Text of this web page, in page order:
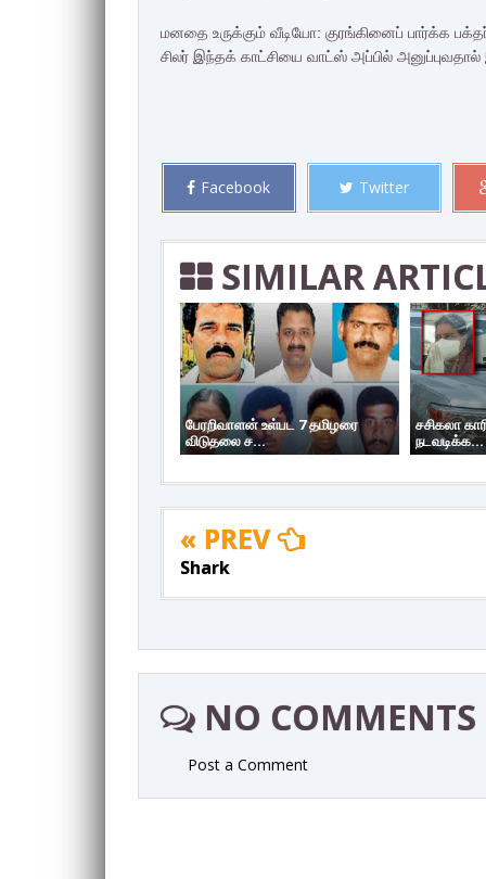
மனதை உருக்கும் வீடியோ: குரங்கினைப் பார்க்க
சிலர் இந்தக் காட்சியை வாட்ஸ் அப்பில் அனுப்புவதால்
Facebook Twitter
SIMILAR
பேரறிவாளன் உள்பட 7 தமிழரை
விடுதலை ச...
சசிகலா
நடவடிக்க...
« PREV
Shark
NO COMMENTS
Post a Comment